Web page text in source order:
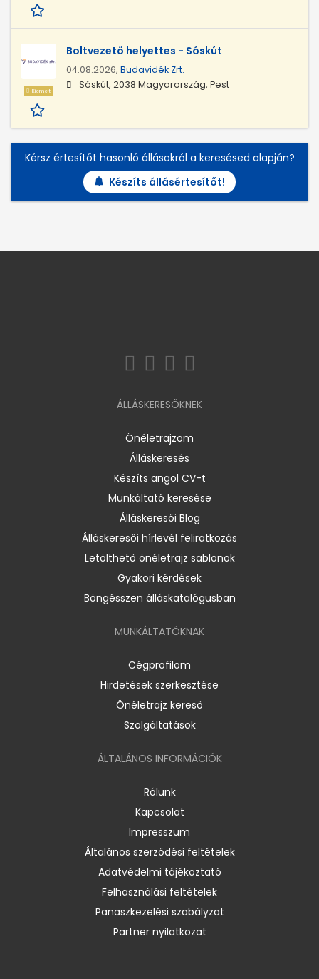
Kiemelt
Boltvezető helyettes - Sóskút
04.08.2026, Budavidék Zrt.
Sóskút, 2038 Magyarország, Pest
Kérsz értesítőt hasonló állásokról a keresésed alapján?
Készíts állásértesítőt!
ÁLLÁSKERESŐKNEK
Önéletrajzom
Álláskeresés
Készíts angol CV-t
Munkáltató keresése
Álláskeresői Blog
Álláskeresői hírlevél feliratkozás
Letölthető önéletrajz sablonok
Gyakori kérdések
Böngésszen álláskatalógusban
MUNKÁLTATÓKNAK
Cégprofilom
Hirdetések szerkesztése
Önéletrajz kereső
Szolgáltatások
ÁLTALÁNOS INFORMÁCIÓK
Rólunk
Kapcsolat
Impresszum
Általános szerződési feltételek
Adatvédelmi tájékoztató
Felhasználási feltételek
Panaszkezelési szabályzat
Partner nyilatkozat